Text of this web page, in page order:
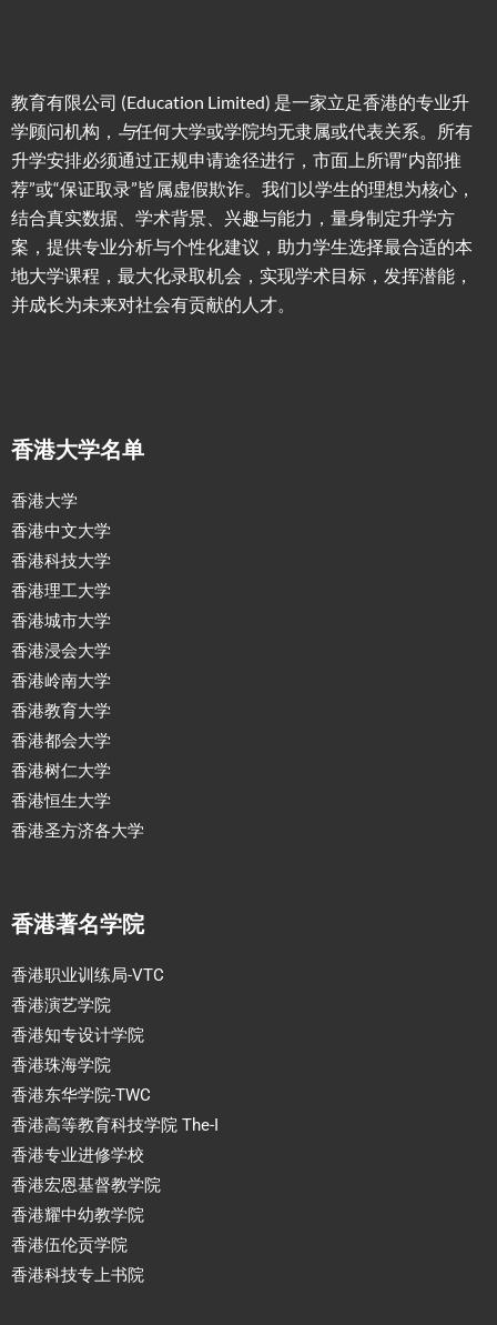
教育有限公司 (Education Limited) 是一家立足香港的专业升
学顾问机构， 与任何大学或学院均无隶属或代表关系。所有
升学安排必须通过正规申请途径进行，市面上所谓“内部推
荐”或“保证取录”皆属虚假欺诈。我们以学生的理想为核心，
结合真实数据、学术背景、兴趣与能力，量身制定升学方
案，提供专业分析与个性化建议，助力学生选择最合适的本
地大学课程，最大化录取机会，实现学术目标，发挥潜能，
并成长为未来对社会有贡献的人才。
香港大学名单
香港大学
香港中文大学
香港科技大学
香港理工大学
香港城市大学
香港浸会大学
香港岭南大学
香港教育大学
香港都会大学
香港树仁大学
香港恒生大学
香港圣方济各大学
香港著名学院
香港职业训练局-VTC
香港演艺学院
香港知专设计学院
香港珠海学院
香港东华学院-TWC
香港高等教育科技学院 The-I
香港专业进修学校
香港宏恩基督教学院
香港耀中幼教学院
香港伍伦贡学院
香港科技专上书院